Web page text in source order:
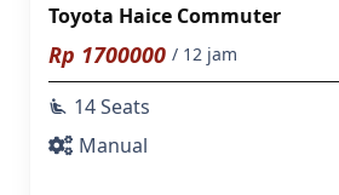
Toyota Haice Commuter
Rp 1700000 / 12 jam
airline_seat_recline_extra 14 Seats
Manual